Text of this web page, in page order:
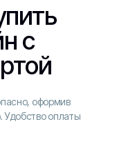
с
оформив
Удобство оплаты